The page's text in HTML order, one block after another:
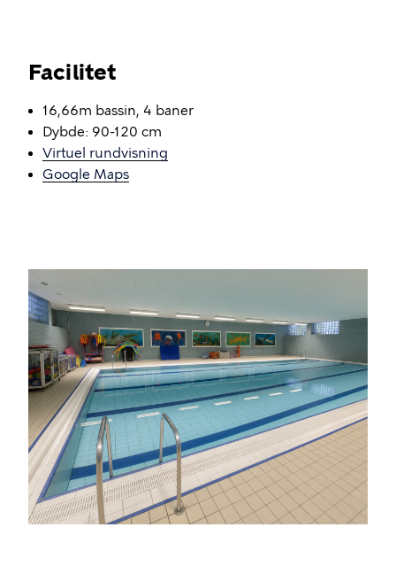
Facilitet
16,66m bassin, 4 baner
Dybde: 90-120 cm
Virtuel rundvisning
Google Maps